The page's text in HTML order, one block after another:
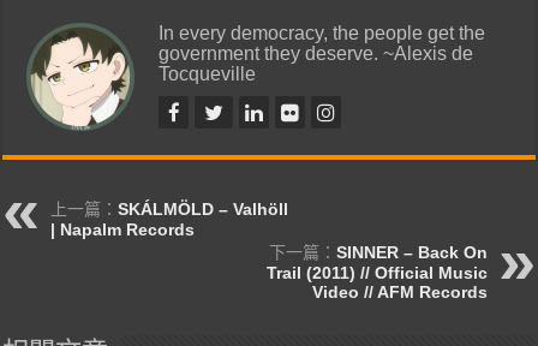
In every democracy, the people get the
government they deserve. ~Alexis de
Tocqueville
上一篇：SKÁLMÖLD – Valhöll
| Napalm Records
下一篇： SINNER – Back On
Trail (2011) // Official Music
Video // AFM Records